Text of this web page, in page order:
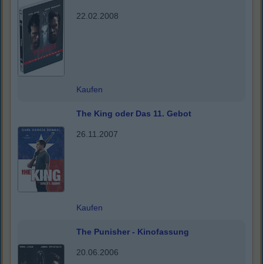
22.02.2008
Kaufen
The King oder Das 11. Gebot
26.11.2007
Kaufen
The Punisher - Kinofassung
20.06.2006